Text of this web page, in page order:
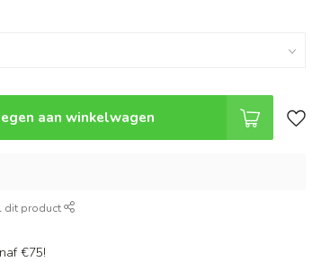
aan winkelwagen
dit product
€75!